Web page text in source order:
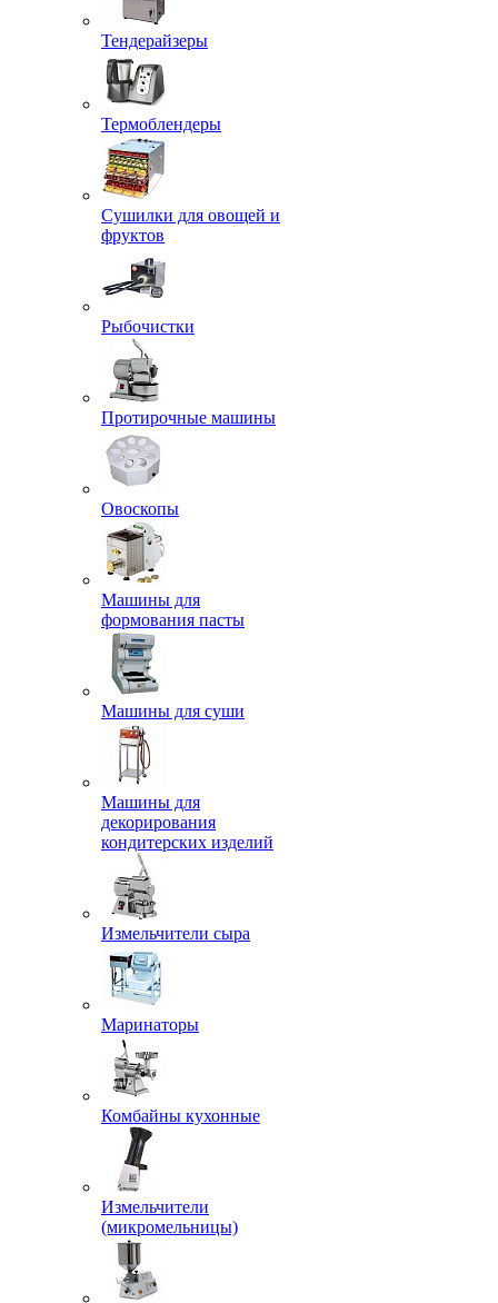
Тендерайзеры
Термоблендеры
Сушилки для овощей и
фруктов
Рыбочистки
Протирочные машины
Овоскопы
Машины для
формования пасты
Машины для суши
Машины для
декорирования
кондитерских изделий
Измельчители сыра
Маринаторы
Комбайны кухонные
Измельчители
(микромельницы)